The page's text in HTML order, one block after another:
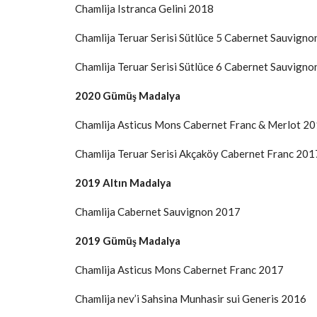
Chamlija Istranca Gelini 2018
Chamlija Teruar Serisi Sütlüce 5 Cabernet
Chamlija Teruar Serisi Sütlüce 6 Cabernet
2020 Gümüş Madalya
Chamlija Asticus Mons Cabernet Franc & Merlot
Chamlija Teruar Serisi Akçaköy Cabernet Franc
2019 Altın Madalya
Chamlija Cabernet Sauvignon 2017
2019 Gümüş Madalya
Chamlija Asticus Mons Cabernet Franc 2017
Chamlija nev’i Sahsina Munhasir sui Generis 2016